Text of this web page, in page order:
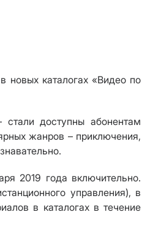
новых каталогах «Видео по
стали доступны абонентам
жанров – приключения,
2019 года включительно.
управления), в
в каталогах в течение